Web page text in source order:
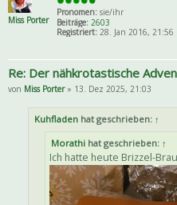
Miss Porter
Pronomen: sie/ihr
Beiträge: 2603
Registriert: 28. Jan 2016, 21:56
Re: Der nähkrotastische
von Miss Porter» 13. Dez 2025, 21:03
Kuhfladen hat geschrieben: ↑
Morathi hat geschrieben: ↑
Ich hatte heute Brizzel-